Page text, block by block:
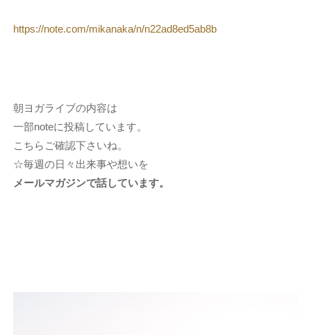
https://note.com/mikanaka/n/n22ad8ed5ab8b
朝ヨガライブの内容は
一部noteに投稿しています。
こちらご確認下さいね。
☆毎週の日々出来事や想いを
メールマガジンで話しています。